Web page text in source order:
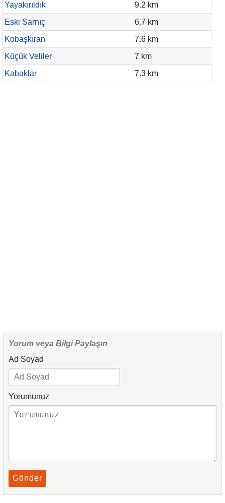
Yayakırıldık
9.2 km
Eski Sarnıç
6.7 km
Kobaşkıran
7.6 km
Küçük Veliler
7 km
Kabaklar
7.3 km
Yorum veya Bilgi Paylaşın
Ad Soyad
Yorumunuz
Gönder